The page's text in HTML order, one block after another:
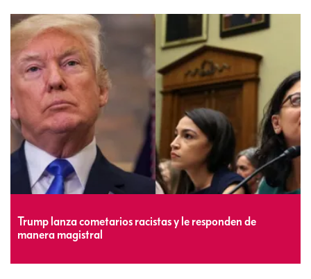
Trump lanza cometarios racistas y le responden de
manera magistral